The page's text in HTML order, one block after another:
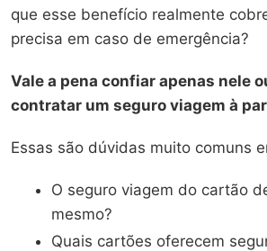
que esse benefício realmente
precisa em caso de emergência?
Vale a pena confiar apenas nele
contratar um seguro viagem à
Essas são dúvidas muito comuns
O seguro viagem do cartão
mesmo?
Quais cartões oferecem